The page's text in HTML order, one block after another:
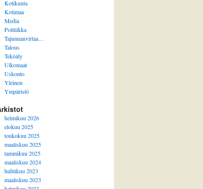
Kotikunta
Kotimaa
Media
Politiikka
Tajunnanvirtaa…
Talous
Teköäly
Ulkomaat
Uskonto
Yleinen
Ympäristö
helmikuu 2026
elokuu 2025
toukokuu 2025
maaliskuu 2025
tammikuu 2025
maaliskuu 2024
huhtikuu 2023
maaliskuu 2023